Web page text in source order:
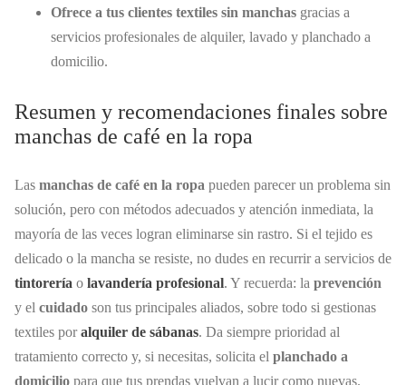
Ofrece a tus clientes textiles sin manchas gracias a
servicios profesionales de alquiler, lavado y planchado a
domicilio.
Resumen y recomendaciones finales sobre
manchas de café en la ropa
Las manchas de café en la ropa pueden parecer un problema sin
solución, pero con métodos adecuados y atención inmediata, la
mayoría de las veces logran eliminarse sin rastro. Si el tejido es
delicado o la mancha se resiste, no dudes en recurrir a servicios de
tintorería o lavandería profesional. Y recuerda: la prevención
y el cuidado son tus principales aliados, sobre todo si gestionas
textiles poralquiler de sábanas. Da siempre prioridad al
tratamiento correcto y, si necesitas, solicita el planchado a
domicilio para que tus prendas vuelvan a lucir como nuevas.